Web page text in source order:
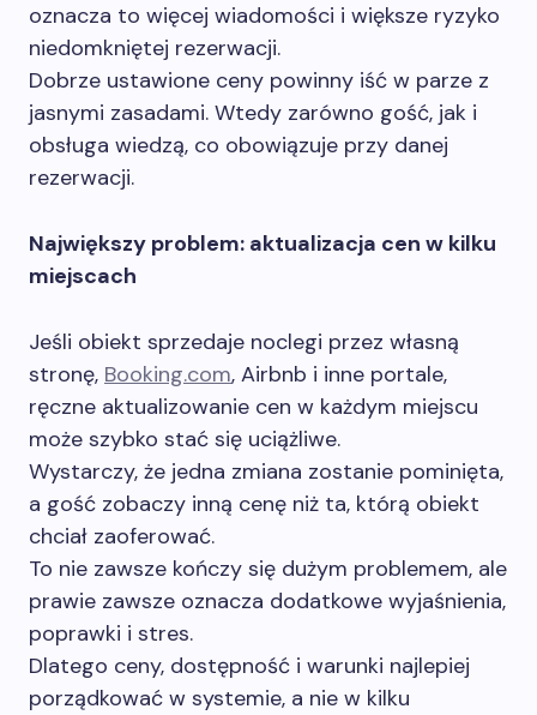
oznacza to więcej wiadomości i większe ryzyko
niedomkniętej rezerwacji.
Dobrze ustawione ceny powinny iść w parze z
jasnymi zasadami. Wtedy zarówno gość, jak i
obsługa wiedzą, co obowiązuje przy danej
rezerwacji.
Największy problem: aktualizacja cen w kilku
miejscach
Jeśli obiekt sprzedaje noclegi przez własną
stronę, Booking.com, Airbnb i inne portale,
ręczne aktualizowanie cen w każdym miejscu
może szybko stać się uciążliwe.
Wystarczy, że jedna zmiana zostanie pominięta,
a gość zobaczy inną cenę niż ta, którą obiekt
chciał zaoferować.
To nie zawsze kończy się dużym problemem, ale
prawie zawsze oznacza dodatkowe wyjaśnienia,
poprawki i stres.
Dlatego ceny, dostępność i warunki najlepiej
porządkować w systemie, a nie w kilku